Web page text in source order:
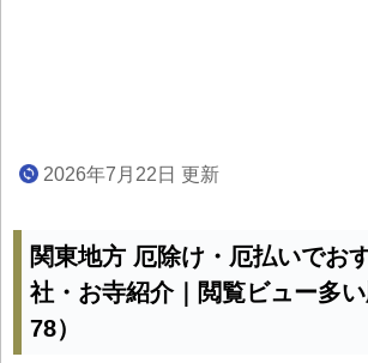
2026年7月22日 更新
関東地方 厄除け・厄払いでお
社・お寺紹介｜閲覧ビュー多
78）